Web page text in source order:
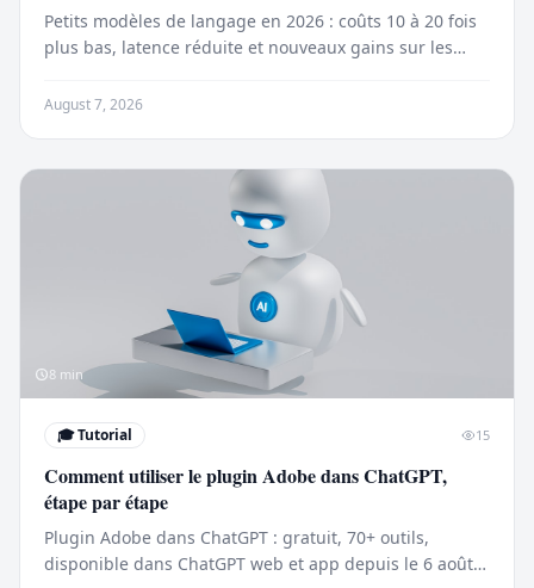
Petits modèles de langage en 2026 : coûts 10 à 20 fois
plus bas, latence réduite et nouveaux gains sur les
August 7, 2026
8 min
🎓Tutorial 15
Comment utiliser le plugin Adobe dans ChatGPT,
étape par étape
Plugin Adobe dans ChatGPT : gratuit, 70+ outils,
disponible dans ChatGPT web et app depuis le 6 août